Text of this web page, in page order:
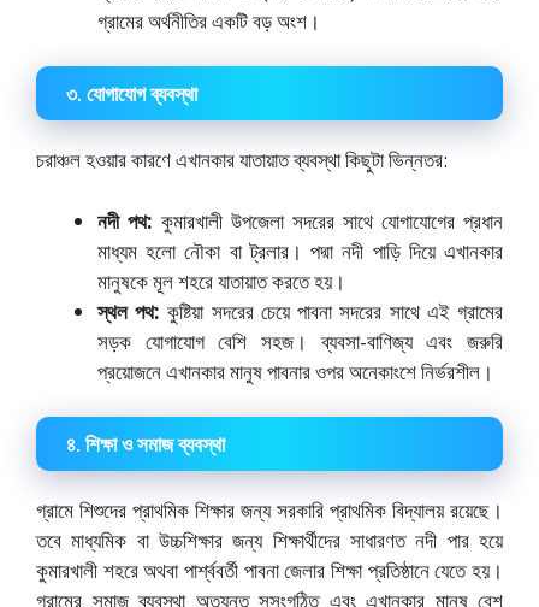
গ্রামের অর্থনীতির একটি বড় অংশ।
৩. যোগাযোগ ব্যবস্থা
চরাঞ্চল হওয়ার কারণে এখানকার যাতায়াত ব্যবস্থা কিছুটা ভিন্নতর:
নদী পথ: কুমারখালী উপজেলা সদরের সাথে যোগাযোগের প্রধান
মাধ্যম হলো নৌকা বা ট্রলার। পদ্মা নদী পাড়ি দিয়ে এখানকার
মানুষকে মূল শহরে যাতায়াত করতে হয়।
স্থল পথ: কুষ্টিয়া সদরের চেয়ে পাবনা সদরের সাথে এই গ্রামের
সড়ক যোগাযোগ বেশি সহজ। ব্যবসা-বাণিজ্য এবং জরুরি
প্রয়োজনে এখানকার মানুষ পাবনার ওপর অনেকাংশে নির্ভরশীল।
৪. শিক্ষা ও সমাজ ব্যবস্থা
গ্রামে শিশুদের প্রাথমিক শিক্ষার জন্য সরকারি প্রাথমিক বিদ্যালয় রয়েছে।
তবে মাধ্যমিক বা উচ্চশিক্ষার জন্য শিক্ষার্থীদের সাধারণত নদী পার হয়ে
কুমারখালী শহরে অথবা পার্শ্ববর্তী পাবনা জেলার শিক্ষা প্রতিষ্ঠানে যেতে হয়।
গ্রামের সমাজ ব্যবস্থা অত্যন্ত সুসংগঠিত এবং এখানকার মানুষ বেশ